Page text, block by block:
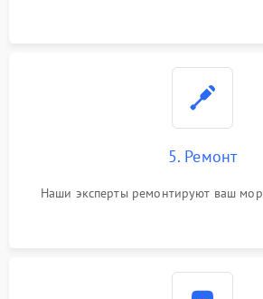
5. Ремонт
Наши эксперты ремонтируют ваш